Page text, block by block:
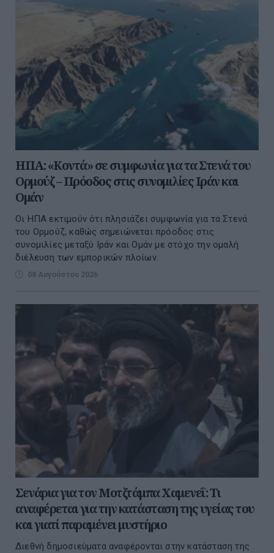
ΗΠΑ: «Κοντά» σε συμφωνία για τα Στενά του
Ορμούζ – Πρόοδος στις συνομιλίες Ιράν και
Ομάν
Οι ΗΠΑ εκτιμούν ότι πλησιάζει συμφωνία για τα Στενά
του Ορμούζ, καθώς σημειώνεται πρόοδος στις
συνομιλίες μεταξύ Ιράν και Ομάν με στόχο την ομαλή
διέλευση των εμπορικών πλοίων.
08 Αυγούστου 2026
Σενάρια για τον Μοτζτάμπα Χαμενεΐ: Τι
αναφέρεται για την κατάσταση της υγείας του
και γιατί παραμένει μυστήριο
Διεθνή δημοσιεύματα αναφέρονται στην κατάσταση της